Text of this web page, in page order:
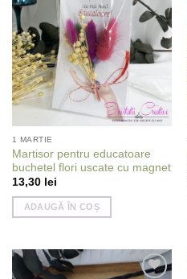
Add to
wishlist
1 MARTIE
Martisor pentru educatoare
buchetel flori uscate cu magnet
13,30 lei
ADAUGĂ ÎN COȘ